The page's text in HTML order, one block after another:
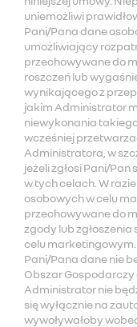
uniemożliwi
Pani/Pana dane
umożliwiający
przechowywane do
roszczeń lub
wynikającego z
jakim Administrator
niewykonania
wcześniej
Administratora, w
jeżeli zgłosi Pani/
w tych celach. W
osobowych w celu
przechowywane do
zgody lub
celu marketingowym.
Pani/Pana dane nie
Obszar
Administrator nie
się wyłącznie na
wywoływałoby